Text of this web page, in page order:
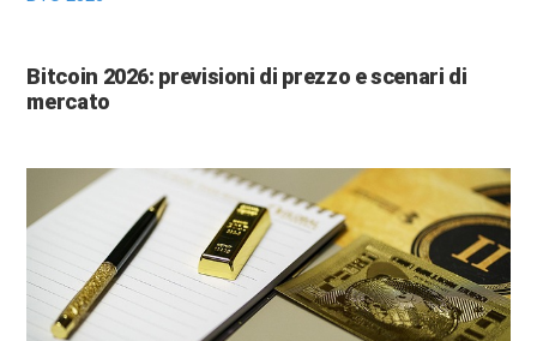
Bitcoin 2026: previsioni di prezzo e scenari di
mercato